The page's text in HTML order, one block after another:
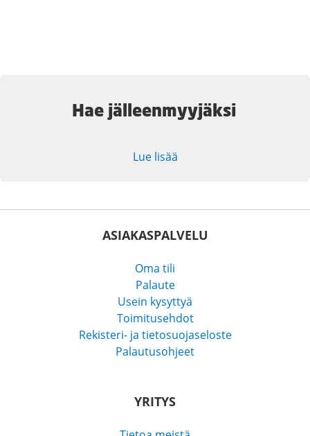
Hae jälleenmyyjäksi
Lue lisää
ASIAKASPALVELU
Oma tili
Palaute
Usein kysyttyä
Toimitusehdot
Rekisteri- ja tietosuojaseloste
Palautusohjeet
YRITYS